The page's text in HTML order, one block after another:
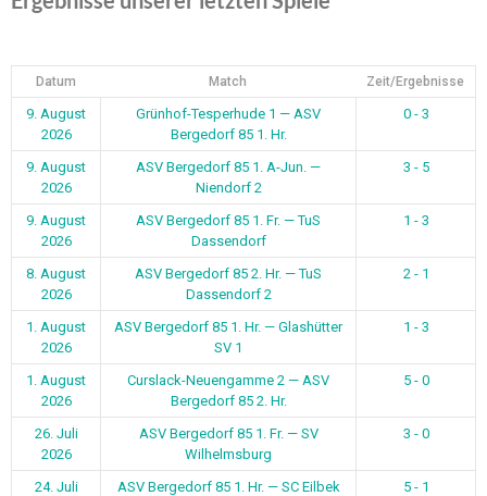
Datum Match Zeit/Ergebnisse
9. August
2026
Grünhof-Tesperhude 1 — ASV
Bergedorf 85 1. Hr.
0 - 3
9. August
2026
ASV Bergedorf 85 1. A-Jun. —
Niendorf 2
3 - 5
9. August
2026
ASV Bergedorf 85 1. Fr. — TuS
Dassendorf
1 - 3
8. August
2026
ASV Bergedorf 85 2. Hr. — TuS
Dassendorf 2
2 - 1
1. August
2026
ASV Bergedorf 85 1. Hr. — Glashütter
SV 1
1 - 3
1. August
2026
Curslack-Neuengamme 2 — ASV
Bergedorf 85 2. Hr.
5 - 0
26. Juli
2026
ASV Bergedorf 85 1. Fr. — SV
Wilhelmsburg
3 - 0
24. Juli
ASV Bergedorf 85 1. Hr. — SC Eilbek
5 - 1